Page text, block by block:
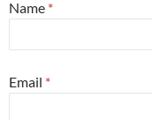
Name *
Email *